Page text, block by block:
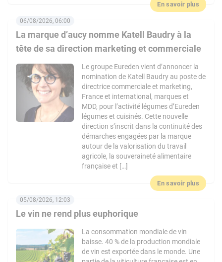
En savoir plus
La marque d’aucy nomme Katell Baudry à la
tête de sa direction marketing et commerciale
06/08/2026, 06:00
Le groupe Eureden vient d’annoncer la
nomination de Katell Baudry au poste de
directrice commerciale et marketing,
France et international, marques et
MDD, pour l’activité légumes d’Eureden
légumes et cuisinés. Cette nouvelle
direction s’inscrit dans la continuité des
démarches engagées par la marque
autour de la valorisation du travail
agricole, la souveraineté alimentaire
française et […]
En savoir plus
Le vin ne rend plus euphorique
05/08/2026, 12:03
La consommation mondiale de vin
baisse. 40 % de la production mondiale
de vin est exportée dans le monde. Une